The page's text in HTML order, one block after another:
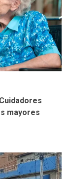
mayores